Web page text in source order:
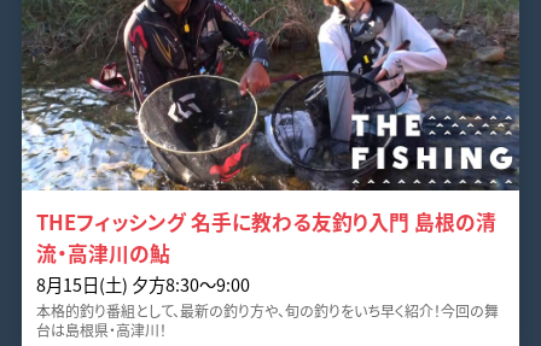
THEフィッシング 名手に教わる友釣り入門 島根の清
流・高津川の鮎
8月15日(土) 夕方8:30～9:00
本格的釣り番組として、最新の釣り方や、旬の釣りをいち早く紹介！今回の舞
台は島根県・高津川！